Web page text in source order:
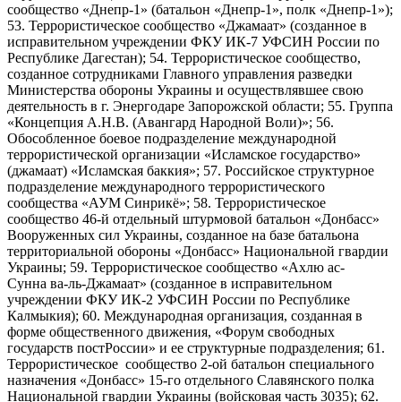
сообщество «Днепр-1» (батальон «Днепр-1», полк «Днепр-1»);
53. Террористическое сообщество «Джамаат» (созданное в
исправительном учреждении ФКУ ИК-7 УФСИН России по
Республике Дагестан); 54. Террористическое сообщество,
созданное сотрудниками Главного управления разведки
Министерства обороны Украины и осуществлявшее свою
деятельность в г. Энергодаре Запорожской области; 55. Группа
«Концепция А.Н.В. (Авангард Народной Воли)»; 56.
Обособленное боевое подразделение международной
террористической организации «Исламское государство»
(джамаат) «Исламская баккия»; 57. Российское структурное
подразделение международного террористического
сообщества «АУМ Синрикё»; 58. Террористическое
сообщество 46-й отдельный штурмовой батальон «Донбасс»
Вооруженных сил Украины, созданное на базе батальона
территориальной обороны «Донбасс» Национальной гвардии
Украины; 59. Террористическое сообщество «Ахлю ас-
Сунна ва-ль-Джамаат» (созданное в исправительном
учреждении ФКУ ИК-2 УФСИН России по Республике
Калмыкия); 60. Международная организация, созданная в
форме общественного движения, «Форум свободных
государств постРоссии» и ее структурные подразделения; 61.
Террористическое сообщество 2-ой батальон специального
назначения «Донбасс» 15-го отдельного Славянского полка
Национальной гвардии Украины (войсковая часть 3035); 62.